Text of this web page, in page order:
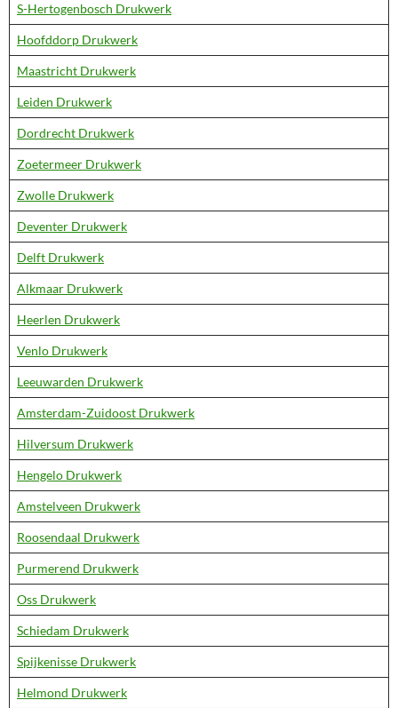
S-Hertogenbosch Drukwerk
Hoofddorp Drukwerk
Maastricht Drukwerk
Leiden Drukwerk
Dordrecht Drukwerk
Zoetermeer Drukwerk
Zwolle Drukwerk
Deventer Drukwerk
Delft Drukwerk
Alkmaar Drukwerk
Heerlen Drukwerk
Venlo Drukwerk
Leeuwarden Drukwerk
Amsterdam-Zuidoost Drukwerk
Hilversum Drukwerk
Hengelo Drukwerk
Amstelveen Drukwerk
Roosendaal Drukwerk
Purmerend Drukwerk
Oss Drukwerk
Schiedam Drukwerk
Spijkenisse Drukwerk
Helmond Drukwerk